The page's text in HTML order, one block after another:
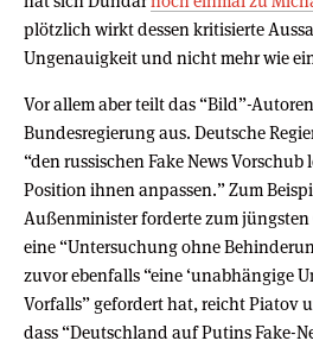
plötzlich wirkt dessen kritisierte
Ungenauigkeit und nicht mehr wie
Vor allem aber teilt das “Bild”-
Bundesregierung aus. Deutsche
“den russischen Fake News
Position ihnen anpassen.” Zum
Außenminister forderte zum
eine “Untersuchung ohne
zuvor ebenfalls “eine ‘unabhängige
Vorfalls” gefordert hat, reicht Piatov
dass “Deutschland auf Putins Fake-